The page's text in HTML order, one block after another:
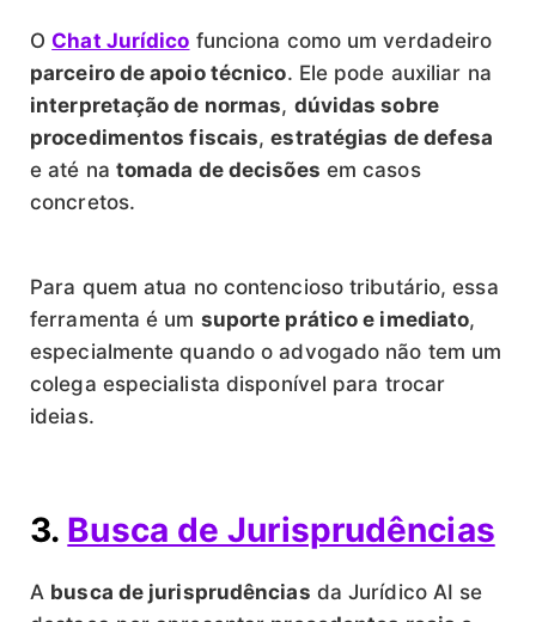
OChat Jurídico funciona como um verdadeiro
parceiro de apoio técnico. Ele pode auxiliar na
interpretação de normas, dúvidas sobre
procedimentos fiscais,estratégias de defesa
e até na tomada de decisões em casos
concretos.
Para quem atua no contencioso tributário, essa
ferramenta é um suporte prático e imediato,
especialmente quando o advogado não tem um
colega especialista disponível para trocar
ideias.
3. Busca de Jurisprudências
A busca de jurisprudências da Jurídico AI se